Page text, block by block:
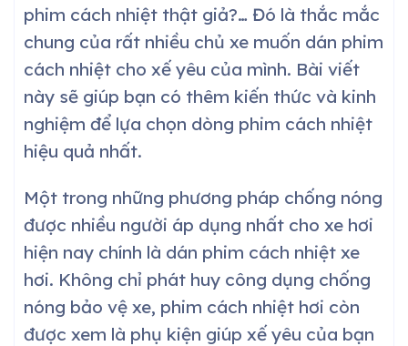
phim cách nhiệt thật giả?… Đó là thắc mắc
chung của rất nhiều chủ xe muốn dán phim
cách nhiệt cho xế yêu của mình. Bài viết
này sẽ giúp bạn có thêm kiến thức và kinh
nghiệm để lựa chọn dòng phim cách nhiệt
hiệu quả nhất.
Một trong những phương pháp chống nóng
được nhiều người áp dụng nhất cho xe hơi
hiện nay chính là dán phim cách nhiệt xe
hơi. Không chỉ phát huy công dụng chống
nóng bảo vệ xe, phim cách nhiệt hơi còn
được xem là phụ kiện giúp xế yêu của bạn